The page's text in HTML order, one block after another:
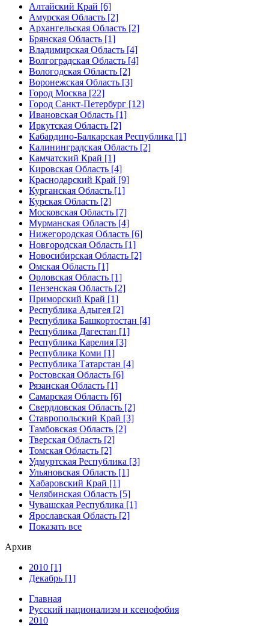
Алтайский Край [6]
Амурская Область [2]
Архангельская Область [2]
Брянская Область [1]
Владимирская Область [4]
Волгоградская Область [4]
Вологодская Область [2]
Воронежская Область [3]
Город Москва [22]
Город Санкт-Петербург [12]
Ивановская Область [1]
Иркутская Область [2]
Кабардино-Балкарская Республика [1]
Калининградская Область [2]
Камчатский Край [1]
Кировская Область [4]
Краснодарский Край [9]
Курганская Область [1]
Курская Область [2]
Московская Область [7]
Мурманская Область [4]
Нижегородская Область [6]
Новгородская Область [1]
Новосибирская Область [2]
Омская Область [1]
Орловская Область [1]
Пензенская Область [2]
Приморский Край [1]
Республика Адыгея [2]
Республика Башкортостан [4]
Республика Дагестан [1]
Республика Карелия [3]
Республика Коми [1]
Республика Татарстан [4]
Ростовская Область [6]
Рязанская Область [1]
Самарская Область [6]
Свердловская Область [2]
Ставропольский Край [3]
Тамбовская Область [2]
Тверская Область [2]
Томская Область [2]
Удмуртская Республика [3]
Ульяновская Область [1]
Хабаровский Край [1]
Челябинская Область [5]
Чувашская Республика [1]
Ярославская Область [2]
Показать все
Архив
2010 [1]
Декабрь [1]
Главная
Русский национализм и ксенофобия
2010